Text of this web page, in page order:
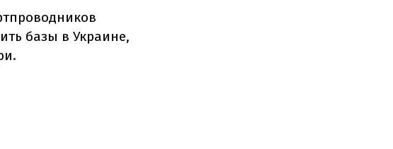
базы в Украине,